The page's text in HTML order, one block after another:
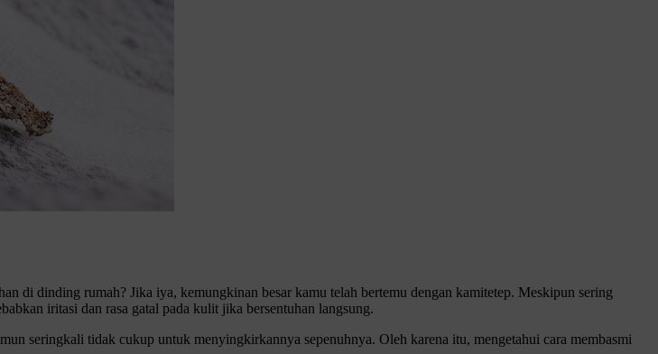
di dinding rumah? Jika iya, kemungkinan besar kamu telah bertemu dengan kamitetep. Meskipun sering
iritasi dan rasa gatal pada kulit jika bersentuhan langsung.
seringkali tidak cukup untuk menyingkirkannya sepenuhnya. Oleh karena itu, mengetahui cara membasmi